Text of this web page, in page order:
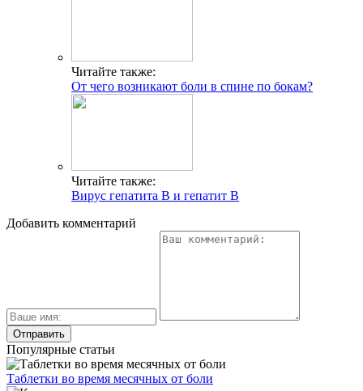
Читайте также:
От чего возникают боли в спине по бокам?
Читайте также:
Вирус гепатита В и гепатит В
Добавить комментарий
Популярные статьи
Таблетки во время месячных от боли